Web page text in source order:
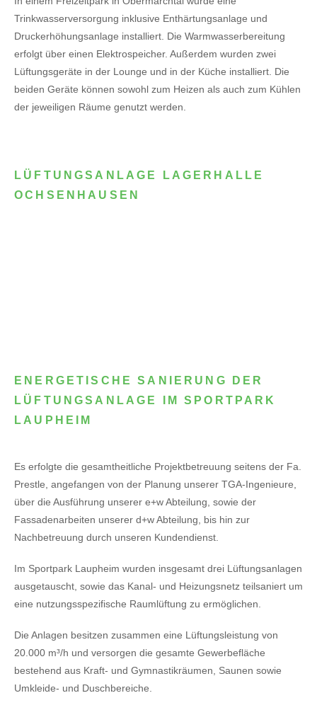
Trinkwasserversorgung inklusive Enthärtungsanlage und
Druckerhöhungsanlage installiert. Die Warmwasserbereitung
erfolgt über einen Elektrospeicher. Außerdem wurden zwei
Lüftungsgeräte in der Lounge und in der Küche installiert. Die
beiden Geräte können sowohl zum Heizen als auch zum Kühlen
der jeweiligen Räume genutzt werden.
LÜFTUNGSANLAGE LAGERHALLE
OCHSENHAUSEN
ENERGETISCHE SANIERUNG DER
LÜFTUNGSANLAGE IM SPORTPARK
LAUPHEIM
Es erfolgte die gesamtheitliche Projektbetreuung seitens der Fa.
Prestle, angefangen von der Planung unserer TGA-Ingenieure,
über die Ausführung unserer e+w Abteilung, sowie der
Fassadenarbeiten unserer d+w Abteilung, bis hin zur
Nachbetreuung durch unseren Kundendienst.
Im Sportpark Laupheim wurden insgesamt drei Lüftungsanlagen
ausgetauscht, sowie das Kanal- und Heizungsnetz teilsaniert um
eine nutzungsspezifische Raumlüftung zu ermöglichen.
Die Anlagen besitzen zusammen eine Lüftungsleistung von
20.000 m³/h und versorgen die gesamte Gewerbefläche
bestehend aus Kraft- und Gymnastikräumen, Saunen sowie
Umkleide- und Duschbereiche.